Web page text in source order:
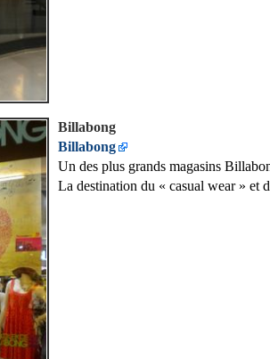
Billabong
Billabong
Un des plus grands magasins
La destination du « casual wear » et